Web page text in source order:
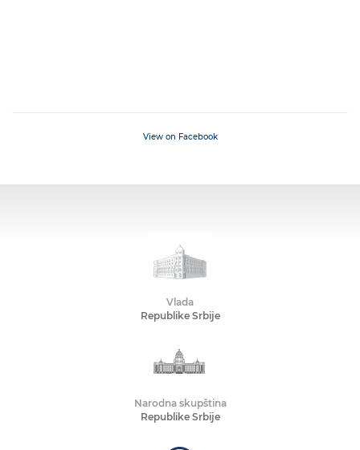
View on Facebook
Vlada
Republike Srbije
Narodna skupština
Republike Srbije